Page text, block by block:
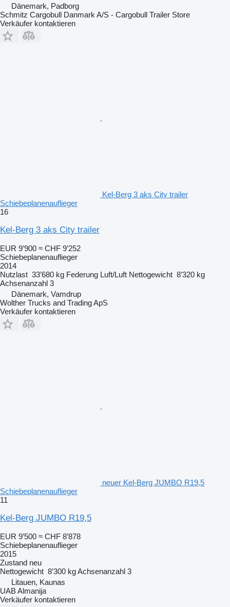
Dänemark, Padborg
Schmitz Cargobull Danmark A/S - Cargobull Trailer Store
Verkäufer kontaktieren
Kel-Berg 3 aks City trailer
Schiebeplanenauflieger
16
Kel-Berg 3 aks City trailer
EUR 9’900 ≈ CHF 9’252
Schiebeplanenauflieger
2014
Nutzlast 33’680 kg Federung Luft/Luft Nettogewicht 8’320 kg
Achsenanzahl 3
Dänemark, Vamdrup
Wolther Trucks and Trading ApS
Verkäufer kontaktieren
neuer Kel-Berg JUMBO R19,5
Schiebeplanenauflieger
11
Kel-Berg JUMBO R19,5
EUR 9’500 ≈ CHF 8’878
Schiebeplanenauflieger
2015
Zustand neu
Nettogewicht 8’300 kgAchsenanzahl 3
Litauen, Kaunas
UAB Almanija
Verkäufer kontaktieren